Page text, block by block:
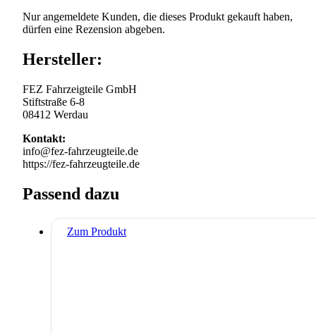
Nur angemeldete Kunden, die dieses Produkt gekauft haben,
dürfen eine Rezension abgeben.
Hersteller:
FEZ Fahrzeigteile GmbH
Stiftstraße 6-8
08412 Werdau
Kontakt:
info@fez-fahrzeugteile.de
https://fez-fahrzeugteile.de
Passend dazu
Zum Produkt